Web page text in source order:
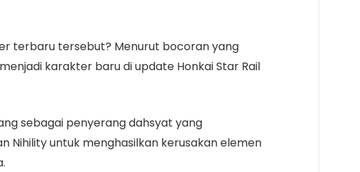
terbaru tersebut? Menurut bocoran yang
karakter baru di update Honkai Star Rail
sebagai penyerang dahsyat yang
Nihility untuk menghasilkan kerusakan elemen